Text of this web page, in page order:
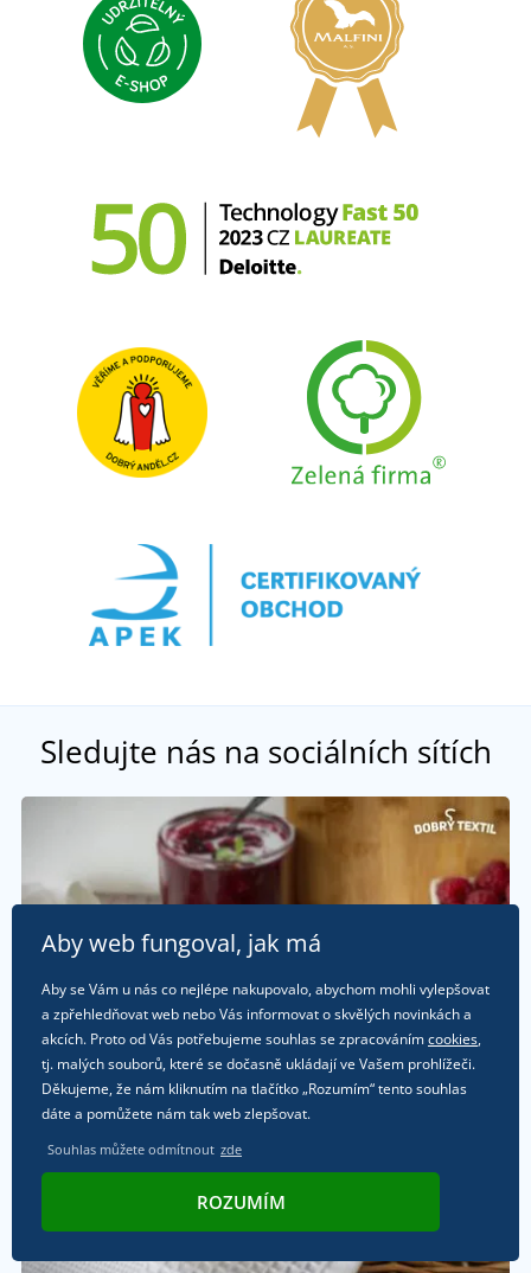
Sledujte nás na sociálních sítích
Aby web fungoval, jak má
Aby se Vám u nás co nejlépe nakupovalo, abychom mohli vylepšovat
a zpřehledňovat web nebo Vás informovat o skvělých novinkách a
akcích. Proto od Vás potřebujeme souhlas se zpracovánímcookies,
tj. malých souborů, které se dočasně ukládají ve Vašem prohlížeči.
Děkujeme, že nám kliknutím na tlačítko „Rozumím“ tento souhlas
dáte a pomůžete nám tak web zlepšovat.
Souhlas můžete odmítnout zde
ROZUMÍM